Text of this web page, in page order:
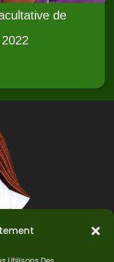
de